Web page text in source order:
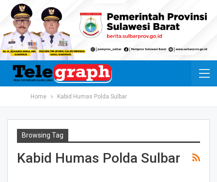
Home Kabid Humas Polda Sulbar
Browsing Tag
Kabid Humas Polda Sulbar